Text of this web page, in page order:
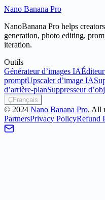
Try Nano Banana
Nano Banana Pro
NanoBanana Pro helps
generation, photo editing,
iteration.
Outils
Générateur d’images IA
promptUpscaler d’image IA
d’arrière-planSuppresseur
ÇFrançais
© 2024 Nano Banana Pro, All
PartnersPrivacy PolicyRefund